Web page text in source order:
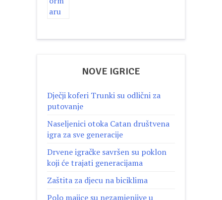
NOVE IGRICE
Dječji koferi Trunki su odlični za
putovanje
Naseljenici otoka Catan društvena
igra za sve generacije
Drvene igračke savršen su poklon
koji će trajati generacijama
Zaštita za djecu na biciklima
Polo majice su nezamjenjive u